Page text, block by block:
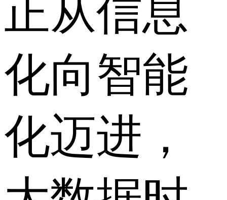
正从信息
化向智能
化迈进，